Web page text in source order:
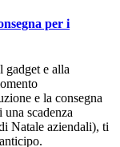
per i
gadget e alla
e la consegna
scadenza
Natale aziendali), ti